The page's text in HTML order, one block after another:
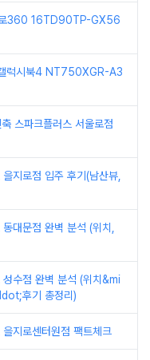
로360 16TD90TP-GX56
럭시북4 NT750XGR-A3
스파크플러스 서울로점
지로점 입주 후기(남산뷰,
대문점 완벽 분석 (위치,
수점 완벽 분석 (위치&mi
후기 총정리)
지로센터원점 팩트체크